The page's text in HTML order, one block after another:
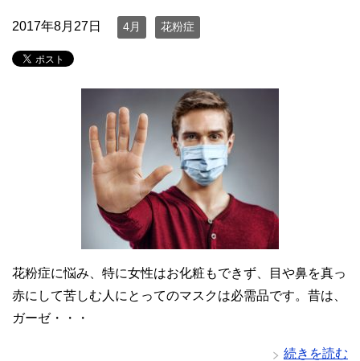
2017年8月27日 4月 花粉症
花粉症に悩み、特に女性はお化粧もできず、目や鼻を真っ
赤にして苦しむ人にとってのマスクは必需品です。昔は、
ガーゼ・・・
続きを読む